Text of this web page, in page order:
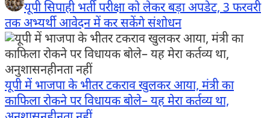
यूपी सिपाही भर्ती परीक्षा को लेकर बड़ा अपडेट, 3 फरवरी
तक अभ्यर्थी आवेदन में कर सकेंगे संशोधन
यूपी में भाजपा के भीतर टकराव खुलकर आया, मंत्री का
काफिला रोकने पर विधायक बोले– यह मेरा कर्तव्य था,